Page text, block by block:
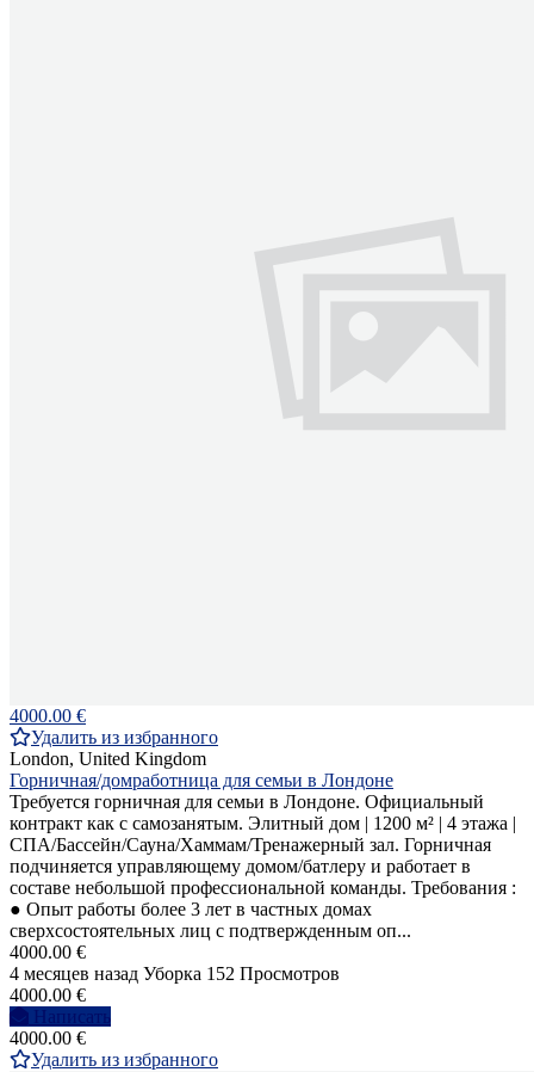
4000.00 €
Удалить из избранного
London, United Kingdom
Горничная/домработница для семьи в Лондоне
Требуется горничная для семьи в Лондоне. Официальный
контракт как с самозанятым. Элитный дом | 1200 м² | 4 этажа |
СПА/Бассейн/Сауна/Хаммам/Тренажерный зал. Горничная
подчиняется управляющему домом/батлеру и работает в
составе небольшой профессиональной команды. Требования :
● Опыт работы более 3 лет в частных домах
сверхсостоятельных лиц с подтвержденным оп...
4000.00 €
4 месяцев назад Уборка 152 Просмотров
4000.00 €
Написать
4000.00 €
Удалить из избранного